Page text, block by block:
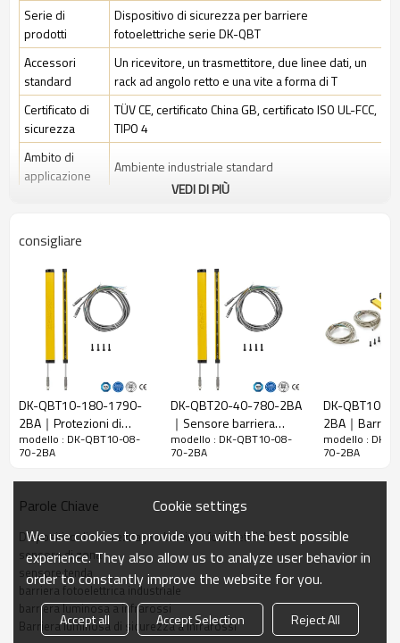
Serie di
prodotti
Dispositivo di sicurezza per barriere
fotoelettriche serie DK-QBT
Accessori
standard
Un ricevitore, un trasmettitore, due linee dati, un
rack ad angolo retto e una vite a forma di T
Certificato di
sicurezza
TÜV CE, certificato China GB, certificato ISO UL-FCC,
TIPO 4
Ambito di
applicazione
Ambiente industriale standard
Spazio tra i
Rileva la
precisione
18 mm
Quantità di
travi
Raggio
d'azione
70 mm
Taglia del
prodotto
15mm*30mm*L, L è la lunghezza dell'emettitore e
del ricevitore.
Distanza di
rilevamento
30-3000mm
risposta
≤15 ms
Dati meccanici
Materiale
dell'alloggiamentoMetallo
VEDI DI PIÙ
consigliare
DK-QBT10-180-1790-
2BA｜Protezioni di
sicurezza per
punzonatrici｜DADISICK
modello : DK-QBT10-08-
70-2BA
DK-QBT20-40-780-2BA
｜Sensore barriera
fotoelettrica di sicurezza
｜DADISICK
modello : DK-QBT10-08-
70-2BA
DK-QBT10-
2BA｜
fotoelettrica
｜DADISICK
modello : DK-
70-2BA
Parole Chiave
Dispositivo di sicurezza per barriere fotoelettriche
sensore di zona
sensore tenda
barriera fotoelettrica industriale
barriera luminosa a infrarossi
Barriera luminosa di sicurezza a infrarossi
Cookie settings
We use cookies to provide you with the best possible
experience. They also allow us to analyze user behavior in
order to constantly improve the website for you.
Accept all Accept Selection Reject All